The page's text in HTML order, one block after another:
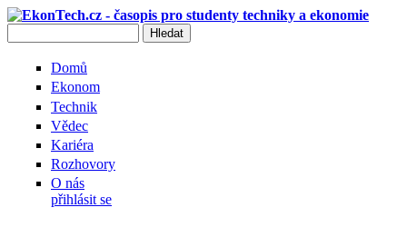
Přejít k hlavnímu obsahu
Domů
Ekonom
Technik
Vědec
Kariéra
Rozhovory
O nás
přihlásit se